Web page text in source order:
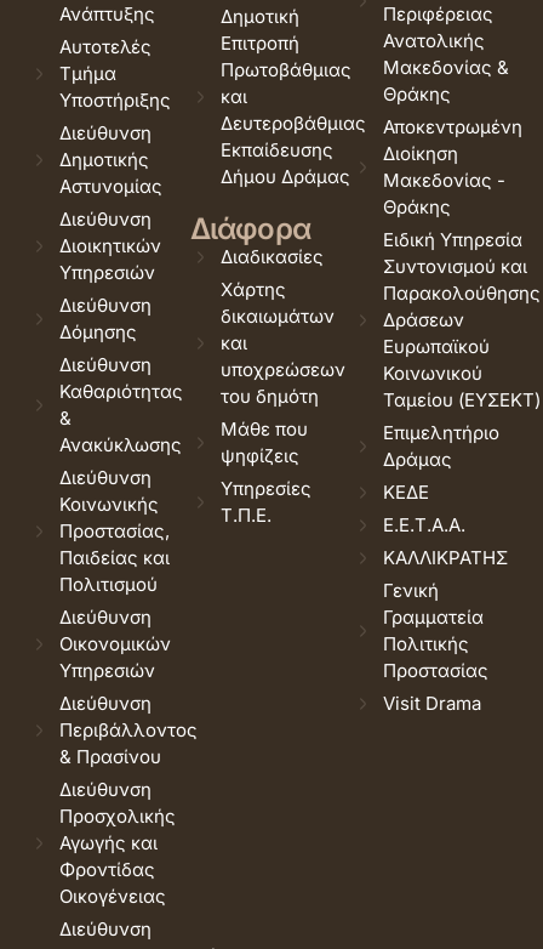
Ανάπτυξης
Αυτοτελές
Τμήμα
Υποστήριξης
Διεύθυνση
Δημοτικής
Αστυνομίας
Διεύθυνση
Διοικητικών
Υπηρεσιών
Διεύθυνση
Δόμησης
Διεύθυνση
Καθαριότητας
&
Ανακύκλωσης
Διεύθυνση
Κοινωνικής
Προστασίας,
Παιδείας και
Πολιτισμού
Διεύθυνση
Οικονομικών
Υπηρεσιών
Διεύθυνση
Περιβάλλοντος
& Πρασίνου
Διεύθυνση
Προσχολικής
Αγωγής και
Φροντίδας
Οικογένειας
Διεύθυνση
Δημοτική
Επιτροπή
Πρωτοβάθμιας
και
Δευτεροβάθμιας
Εκπαίδευσης
Δήμου Δράμας
Διάφορα
Διαδικασίες
Χάρτης
δικαιωμάτων
και
υποχρεώσεων
του δημότη
Μάθε που
ψηφίζεις
Υπηρεσίες
Τ.Π.Ε.
Περιφέρειας
Ανατολικής
Μακεδονίας &
Θράκης
Αποκεντρωμένη
Διοίκηση
Μακεδονίας -
Θράκης
Ειδική Υπηρεσία
Συντονισμού και
Παρακολούθησης
Δράσεων
Ευρωπαϊκού
Κοινωνικού
Ταμείου (ΕΥΣΕΚΤ)
Επιμελητήριο
Δράμας
ΚΕΔΕ
Ε.Ε.Τ.Α.Α.
ΚΑΛΛΙΚΡΑΤΗΣ
Γενική
Γραμματεία
Πολιτικής
Προστασίας
Visit Drama